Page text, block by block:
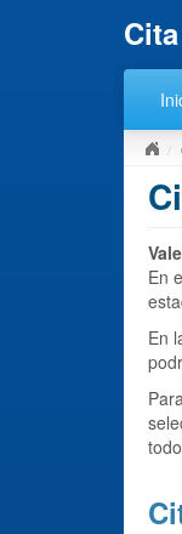
En
En